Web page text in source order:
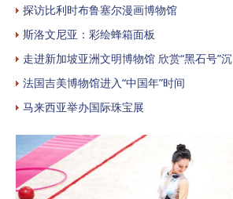
探访比利时布鲁塞尔漫画博物馆
斯洛文尼亚：彩绘蜂箱面板
走进新加坡亚洲文明博物馆 欣赏“黑石号”沉
法国吉美博物馆进入“中国年”时间
马来西亚举办国际珠宝展